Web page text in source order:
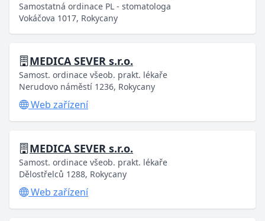
Samostatná ordinace PL - stomatologa
Vokáčova 1017, Rokycany
MEDICA SEVER s.r.o.
Samost. ordinace všeob. prakt. lékaře
Nerudovo náměstí 1236, Rokycany
Web zařízení
MEDICA SEVER s.r.o.
Samost. ordinace všeob. prakt. lékaře
Dělostřelců 1288, Rokycany
Web zařízení